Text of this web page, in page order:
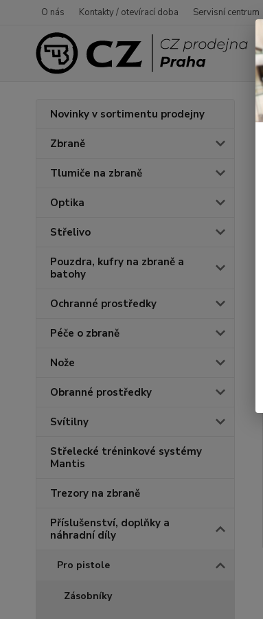
O nás Kontakty / otevírací doba Servisní centrum
Novinky v sortimentu prodejny
Zbraně
Tlumiče na zbraně
Optika
Střelivo
Pouzdra, kufry na zbraně a
batohy
Ochranné prostředky
Péče o zbraně
Nože
Obranné prostředky
Svítilny
Střelecké tréninkové systémy
Mantis
Trezory na zbraně
Příslušenství, doplňky a
náhradní díly
Pro pistole
Zásobníky